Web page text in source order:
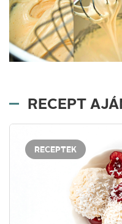
RECEPT
RECEPTEK